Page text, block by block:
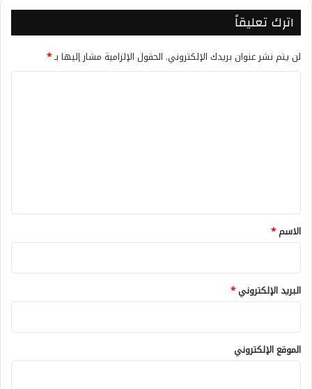
اترك تعليقاً
لن يتم نشر عنوان بريدك الإلكتروني. الحقول الإلزامية مشار إليها بـ*
*
الاسم*
البريد الإلكتروني*
الموقع الإلكتروني